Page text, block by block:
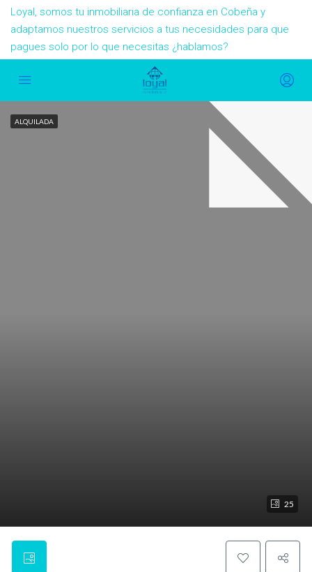
Loyal, somos tu inmobiliaria de confianza en Cobeña y
adaptamos nuestros servicios a tus necesidades para que
pagues solo por lo que necesitas ¿hablamos?
25
ALQUILADA